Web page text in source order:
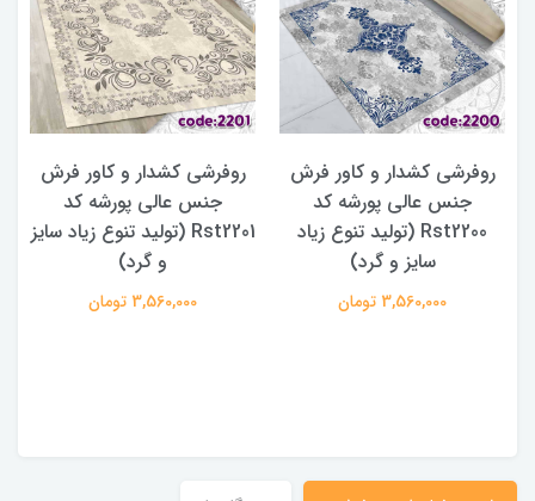
روفرشی کشدار و کاور فرش
جنس عالی پورشه کد
Rst2200 (تولید تنوع زیاد
سایز و گرد)
3,560,000 تومان
روفرشی کشدار و کاور فرش
جنس عالی پورشه کد
Rst2201 (تولید تنوع زیاد سایز
و گرد)
3,560,000 تومان